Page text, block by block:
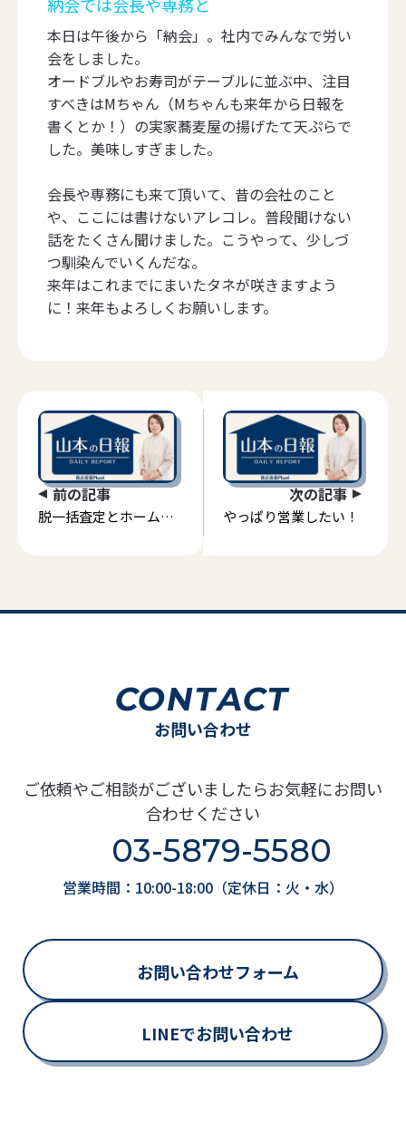
本日は午後から「納会」。社内でみんなで労い
会をしました。
オードブルやお寿司がテーブルに並ぶ中、注目
すべきはMちゃん（Mちゃんも来年から日報を
書くとか！）の実家蕎麦屋の揚げたて天ぷらで
した。美味しすぎました。
会長や専務にも来て頂いて、昔の会社のこと
や、ここには書けないアレコレ。普段聞けない
話をたくさん聞けました。こうやって、少しづ
つ馴染んでいくんだな。
来年はこれまでにまいたタネが咲きますよう
に！来年もよろしくお願いします。
前の記事
脱一括査定とホームペ
次の記事
やっぱり営業したい！
CONTACT
お問い合わせ
ご依頼やご相談がございましたらお気軽にお問い
合わせください
03-5879-5580
営業時間：10:00-18:00（定休日：火・水）
お問い合わせフォーム
LINEでお問い合わせ